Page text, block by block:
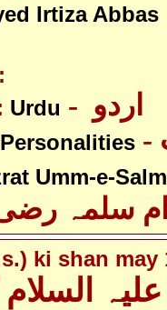
Irtiza Abbas
Urdu
Personalities
Umm-e-
سلمہ رضی
ki shan may